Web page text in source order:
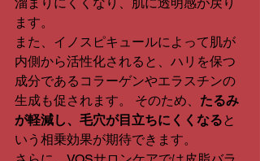
ます。
また、イノスピキュールによって肌が
内側から活性化されると、ハリを保つ
成分であるコラーゲンやエラスチンの
生成も促されます。 そのため、 たるみ
が軽減し、毛穴が目立ちにくくなると
いう相乗効果が期待できます。